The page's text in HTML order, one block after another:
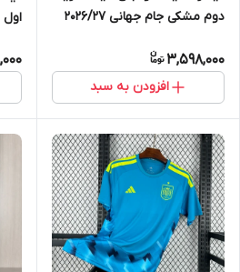
دوم مشکی جام جهانی 2026/27
3,598,000
افزودن به سبد